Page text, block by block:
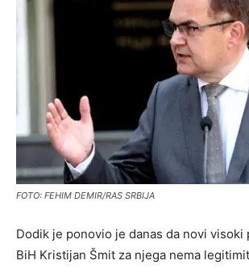
FOTO: FEHIM DEMIR/RAS SRBIJA
Dodik je ponovio je danas da novi visoki
BiH Kristijan Šmit za njega nema